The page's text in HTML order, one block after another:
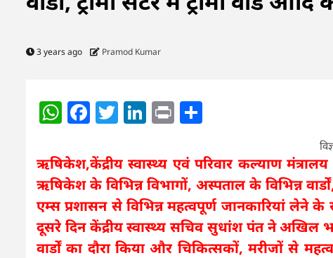
3 years ago Pramod Kumar
WhatsApp
Facebook
Twitter
LinkedIn
Print
ऋषिकेश,केंद्रीय स्वास्थ्य एवं परिवार कल्याण
ऋषिकेश के विभिन्न विभागों, अस्पताल के विभिन्न
एम्स प्रशासन से विभिन्न महत्वपूर्ण जानकारियां लेने
दूसरे दिन केंद्रीय स्वास्थ्य सचिव सुधांश पंत ने अखिल
वार्डों का दौरा किया और चिकित्सकों, मरीजों से